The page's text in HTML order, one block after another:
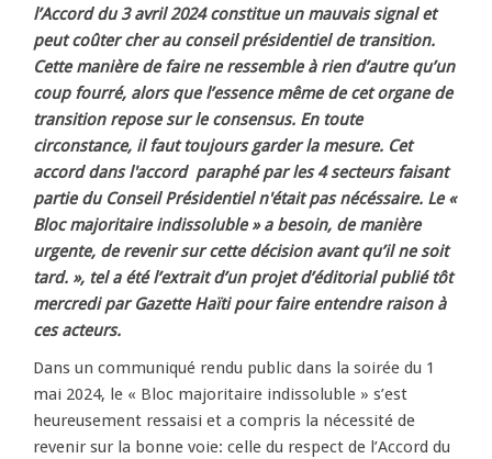
l’Accord du 3 avril 2024 constitue un mauvais signal et
peut coûter cher au conseil présidentiel de transition.
Cette manière de faire ne ressemble à rien d’autre qu’un
coup fourré, alors que l’essence même de cet organe de
transition repose sur le consensus. En toute
circonstance, il faut toujours garder la mesure. Cet
accord dans l'accord paraphé par les 4 secteurs faisant
partie du Conseil Présidentiel n'était pas nécéssaire. Le «
Bloc majoritaire indissoluble » a besoin, de manière
urgente, de revenir sur cette décision avant qu’il ne soit
tard. », tel a été l’extrait d’un projet d’éditorial publié tôt
mercredi par Gazette Haïti pour faire entendre raison à
ces acteurs.
Dans un communiqué rendu public dans la soirée du 1
mai 2024, le « Bloc majoritaire indissoluble » s’est
heureusement ressaisi et a compris la nécessité de
revenir sur la bonne voie: celle du respect de l’Accord du